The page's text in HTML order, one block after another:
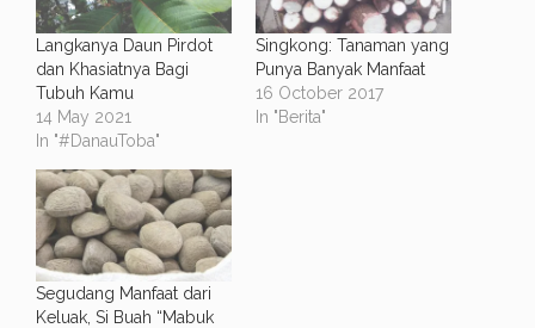
Langkanya Daun Pirdot
dan Khasiatnya Bagi
Tubuh Kamu
14 May 2021
In "#DanauToba"
Singkong: Tanaman yang
Punya Banyak Manfaat
16 October 2017
In "Berita"
Segudang Manfaat dari
Keluak, Si Buah “Mabuk